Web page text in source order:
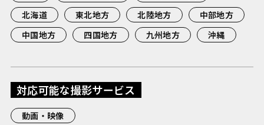
北海道
東北地方 北陸地方
中部地方
中国地方
四国地方 九州地方 沖縄
対応可能な撮影サービス
動画・映像